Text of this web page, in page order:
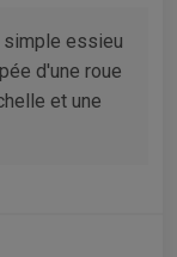
simple essieu
d'une roue
et une